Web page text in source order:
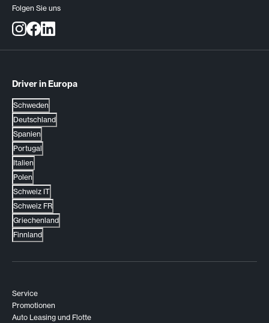
Folgen Sie uns
Driver in Europa
Schweden
Deutschland
Spanien
Portugal
Italien
Polen
Schweiz IT
Schweiz FR
Griechenland
Finnland
Service
Promotionen
Auto Leasing und Flotte